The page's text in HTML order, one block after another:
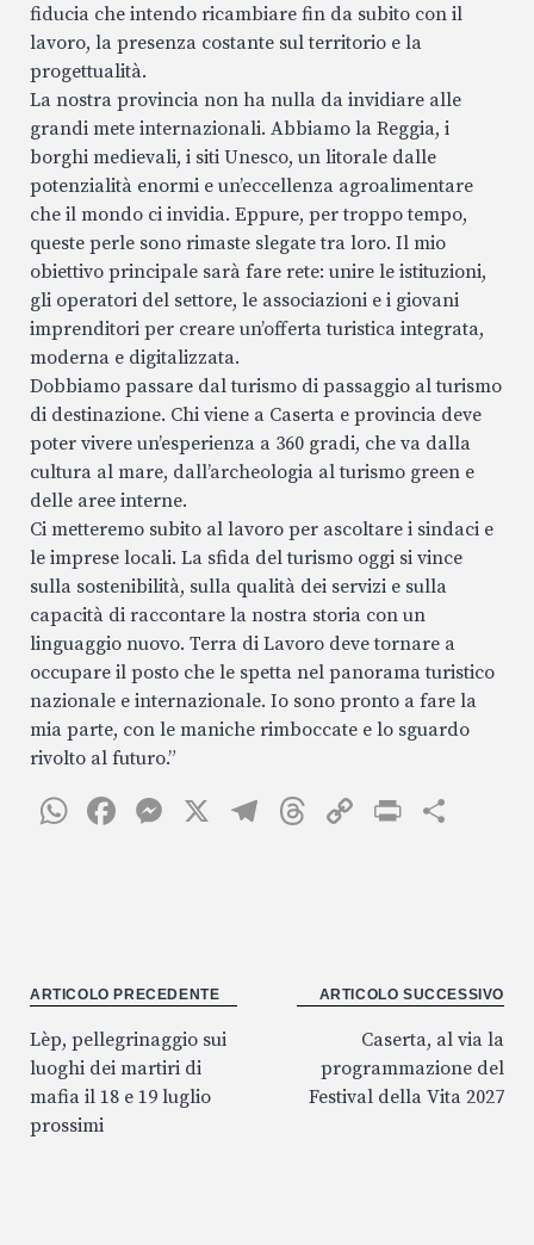
fiducia che intendo ricambiare fin da subito con il
lavoro, la presenza costante sul territorio e la
progettualità.
La nostra provincia non ha nulla da invidiare alle
grandi mete internazionali. Abbiamo la Reggia, i
borghi medievali, i siti Unesco, un litorale dalle
potenzialità enormi e un’eccellenza agroalimentare
che il mondo ci invidia. Eppure, per troppo tempo,
queste perle sono rimaste slegate tra loro. Il mio
obiettivo principale sarà fare rete: unire le istituzioni,
gli operatori del settore, le associazioni e i giovani
imprenditori per creare un’offerta turistica integrata,
moderna e digitalizzata.
Dobbiamo passare dal turismo di passaggio al turismo
di destinazione. Chi viene a Caserta e provincia deve
poter vivere un’esperienza a 360 gradi, che va dalla
cultura al mare, dall’archeologia al turismo green e
delle aree interne.
Ci metteremo subito al lavoro per ascoltare i sindaci e
le imprese locali. La sfida del turismo oggi si vince
sulla sostenibilità, sulla qualità dei servizi e sulla
capacità di raccontare la nostra storia con un
linguaggio nuovo. Terra di Lavoro deve tornare a
occupare il posto che le spetta nel panorama turistico
nazionale e internazionale. Io sono pronto a fare la
mia parte, con le maniche rimboccate e lo sguardo
rivolto al futuro.”
W
p
p
F
o
k
M
r
X
T
T
C
n
k
P
di
Navigazione
articoli
ARTICOLO PRECEDENTE
Lèp, pellegrinaggio sui
luoghi dei martiri di
mafia il 18 e 19 luglio
prossimi
ARTICOLO SUCCESSIVO
Caserta, al via la
programmazione del
Festival della Vita 2027